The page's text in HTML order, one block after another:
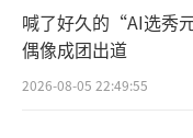
喊了好久的“AI选秀
偶像成团出道
2026-08-05 22:49:55